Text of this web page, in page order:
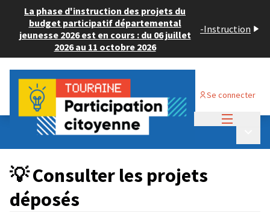
La phase d'instruction des projets du
budget participatif départemental
jeunesse 2026 est en cours : du 06 juillet
2026 au 11 octobre 2026
-Instruction
Se connecter
Budget Participatif JEUNESSE 2024
💡 Consulter les projets déposés
💡 Consulter les projets
déposés